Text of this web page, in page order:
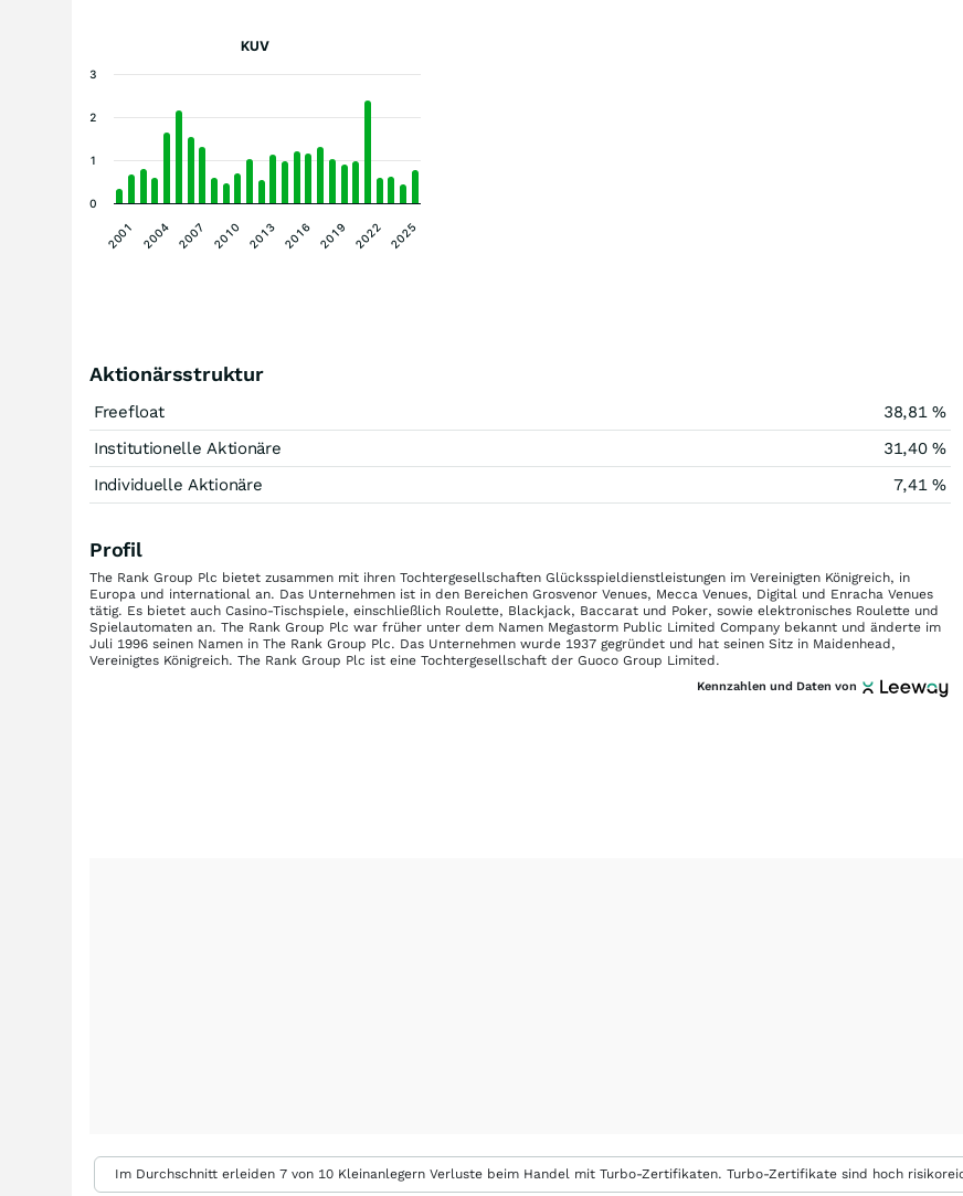
KUV
2001 2004 2007 2010 2013 2016 2019 2022 2025
0
1
2
3
Aktionärsstruktur
Freefloat
38,81 %
Institutionelle Aktionäre
31,40 %
Individuelle Aktionäre
7,41 %
Profil
The Rank Group Plc bietet zusammen mit ihren Tochtergesellschaften Glücksspieldienstleistungen im Vereinigten Königreich, in
Europa und international an. Das Unternehmen ist in den Bereichen Grosvenor Venues, Mecca Venues, Digital und Enracha Venues
tätig. Es bietet auch Casino-Tischspiele, einschließlich Roulette, Blackjack, Baccarat und Poker, sowie elektronisches Roulette und
Spielautomaten an. The Rank Group Plc war früher unter dem Namen Megastorm Public Limited Company bekannt und änderte im
Juli 1996 seinen Namen in The Rank Group Plc. Das Unternehmen wurde 1937 gegründet und hat seinen Sitz in Maidenhead,
Vereinigtes Königreich. The Rank Group Plc ist eine Tochtergesellschaft der Guoco Group Limited.
Kennzahlen und Daten von
Im Durchschnitt erleiden 7 von 10 Kleinanlegern Verluste beim Handel mit Turbo-Zertifikaten. Turbo-Zertifikate sind hoch